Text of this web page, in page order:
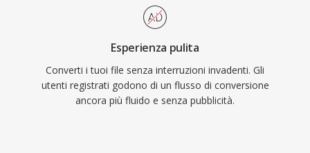
Esperienza pulita
Converti i tuoi file senza interruzioni invadenti. Gli
utenti registrati godono di un flusso di conversione
ancora più fluido e senza pubblicità.